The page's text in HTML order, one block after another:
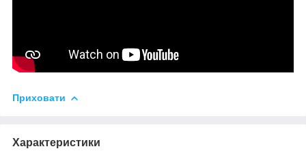
Приховати
Характеристики